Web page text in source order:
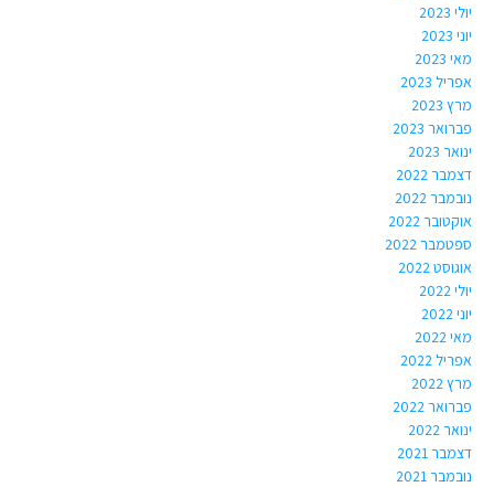
יולי 2023
יוני 2023
מאי 2023
אפריל 2023
מרץ 2023
פברואר 2023
ינואר 2023
דצמבר 2022
נובמבר 2022
אוקטובר 2022
ספטמבר 2022
אוגוסט 2022
יולי 2022
יוני 2022
מאי 2022
אפריל 2022
מרץ 2022
פברואר 2022
ינואר 2022
דצמבר 2021
נובמבר 2021